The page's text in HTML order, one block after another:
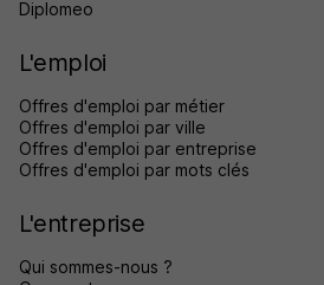
Diplomeo
L'emploi
Offres d'emploi par métier
Offres d'emploi par ville
Offres d'emploi par entreprise
Offres d'emploi par mots clés
L'entreprise
Qui sommes-nous ?